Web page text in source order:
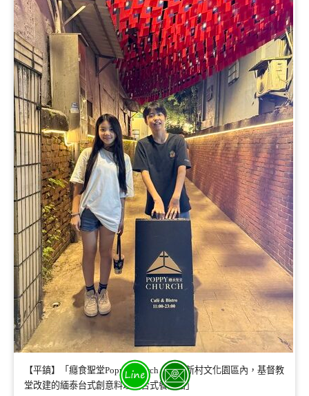
【平鎮】「癮食聖堂Poppy Church．忠貞新村文化園區內，基督教
堂改建的緬泰台式創意料理複合式餐酒館」